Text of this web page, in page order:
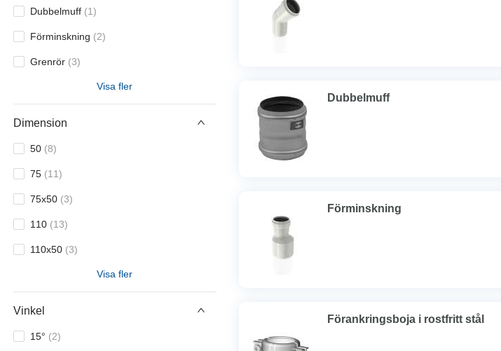
Dubbelmuff (1)
Förminskning (2)
Grenrör (3)
Visa fler
Dimension
50 (8)
75 (11)
75x50 (3)
110 (13)
110x50 (3)
Visa fler
Vinkel
15° (2)
Dubbelmuff
Förminskning
Förankringsboja i rostfritt stål